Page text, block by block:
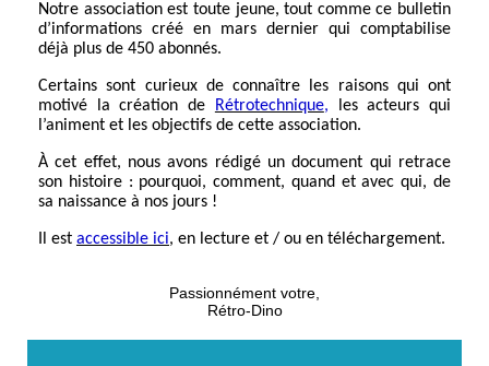
Notre association est toute jeune, tout comme ce bulletin
d’informations créé en mars dernier qui comptabilise
déjà plus de 450 abonnés.
Certains sont curieux de connaître les raisons qui ont
motivé la création de
Rétrotechnique, les acteurs qui
l’animent et les objectifs de cette association.
À cet effet, nous avons rédigé un document qui retrace
son histoire : pourquoi, comment, quand et avec qui, de
sa naissance à nos jours !
Il est accessible ici, en lecture et / ou en téléchargement.
Passionnément votre,
Rétro-Dino